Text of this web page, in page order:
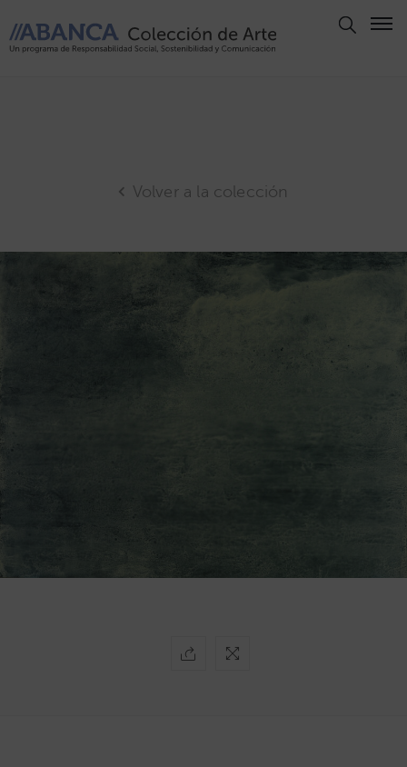
Volver a la colección
Cookies
de Autor